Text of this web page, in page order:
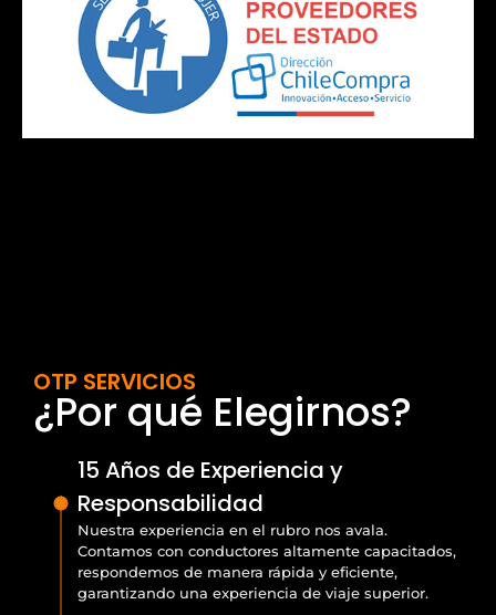
OTP SERVICIOS
¿Por qué Elegirnos?
15 Años de Experiencia y
Responsabilidad
Nuestra experiencia en el rubro nos avala.
Contamos con conductores altamente capacitados,
respondemos de manera rápida y eficiente,
garantizando una experiencia de viaje superior.